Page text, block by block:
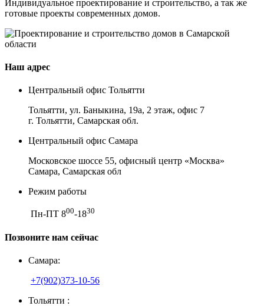
Индивидуальное проектирование и строительство, а так же
готовые проекты современных домов.
Наш адрес
Центральный офис Тольятти
Тольятти, ул. Баныкина, 19а, 2 этаж, офис 7
г. Тольятти, Самарская обл.
Центральный офис Самара
Московское шоссе 55, офисный центр «Москва»
Самара, Самарская обл
Режим работы
Пн-ПТ 800-1830
Позвоните нам сейчас
Самара:
+7(902)373-10-56
Тольятти :